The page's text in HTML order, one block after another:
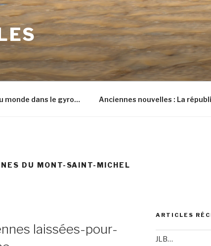
monde dans le gyro… Anciennes nouvelles : La
DU MONT-SAINT-MICHEL
laissées-pour-
ARTICLES
JLB…